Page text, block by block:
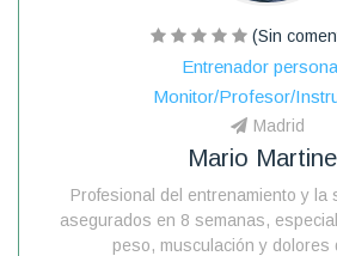
(Sin
Entrenador
Monitor/Profesor/
Madrid
Mario
Profesional del entrenamiento y la
asegurados en 8 semanas,
peso, musculación y dolores